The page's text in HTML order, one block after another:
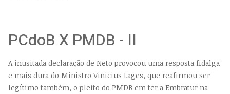
PCdoB X PMDB - II
A inusitada declaração de Neto provocou uma resposta fidalga
e mais dura do Ministro Vinicius Lages, que reafirmou ser
legítimo também, o pleito do PMDB em ter a Embratur na